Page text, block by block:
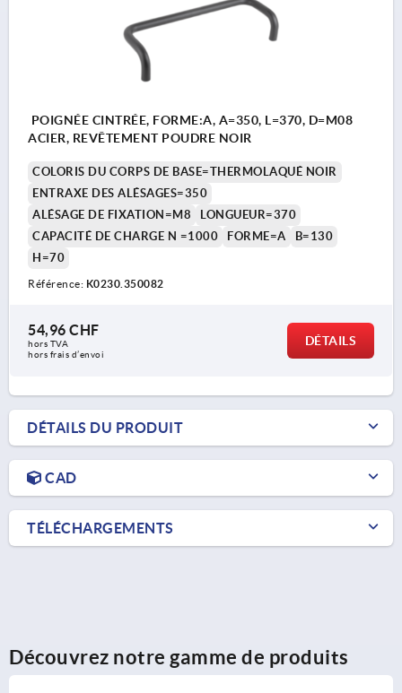
POIGNÉE CINTRÉE, FORME:A, A=350, L=370, D=M08
ACIER, REVÊTEMENT POUDRE NOIR
COLORIS DU CORPS DE BASE=THERMOLAQUÉ NOIR
ENTRAXE DES ALÉSAGES=350
ALÉSAGE DE FIXATION=M8
LONGUEUR=370
CAPACITÉ DE CHARGE N =1000
FORME=A
B=130
H=70
Référence: K0230.350082
54,96 CHF
hors TVA
hors frais d’envoi
DÉTAILS
DÉTAILS DU PRODUIT
CAD
TÉLÉCHARGEMENTS
Découvrez notre gamme de produits